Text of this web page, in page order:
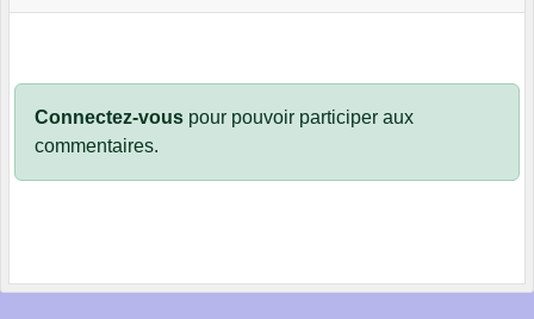
Connectez-vous pour pouvoir participer aux
commentaires.